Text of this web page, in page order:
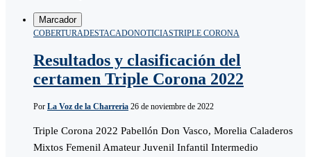
Marcador
COBERTURADESTACADONOTICIASTRIPLE CORONA
Resultados y clasificación del
certamen Triple Corona 2022
Por La Voz de la Charreria 26 de noviembre de 2022
Triple Corona 2022 Pabellón Don Vasco, Morelia Caladeros
Mixtos Femenil Amateur Juvenil Infantil Intermedio